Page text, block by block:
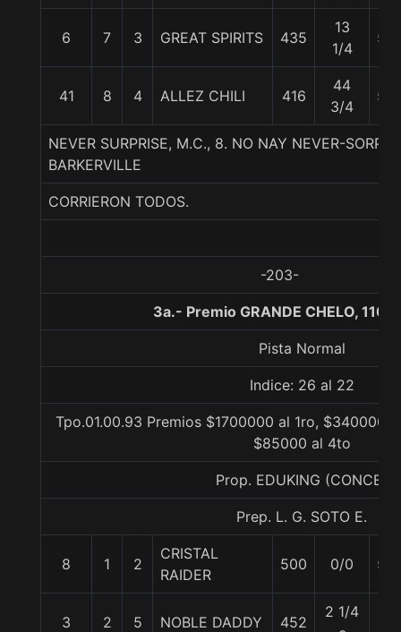
6 7 3 GREAT SPIRITS 435
13
1/4
55
41 8 4 ALLEZ CHILI 416
44
3/4
56
NEVER SURPRISE, M.C., 8. NO NAY NEVER-
BARKERVILLE
CORRIERON TODOS.
-203-
3a.- Premio GRANDE CHELO,
Pista Normal
Indice: 26 al 22
Tpo.01.00.93 Premios $1700000 al 1ro, $340000
$85000 al 4to
Prop. EDUKING (CONCE)
Prep. L. G. SOTO E.
8 1 2
CRISTAL
RAIDER
500 0/0 56
3 2 5 NOBLE DADDY 452
2 1/4